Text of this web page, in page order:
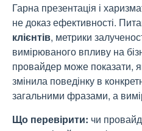
Гарна презентація і
не доказ ефективності.
клієнтів, метрики
вимірюваного впливу на
провайдер може показати,
змінила поведінку в
загальними фразами, а
Що перевірити: чи